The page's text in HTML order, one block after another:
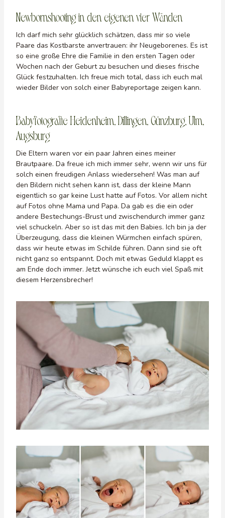
Newbornshooting in den eigenen vier Wänden
Ich darf mich sehr glücklich schätzen, dass mir so viele
Paare das Kostbarste anvertrauen: ihr Neugeborenes. Es ist
so eine große Ehre die Familie in den ersten Tagen oder
Wochen nach der Geburt zu besuchen und dieses frische
Glück festzuhalten. Ich freue mich total, dass ich euch mal
wieder Bilder von solch einer Babyreportage zeigen kann.
Babyfotografie Heidenheim, Dillingen, Günzburg, Ulm,
Augsburg
Die Eltern waren vor ein paar Jahren eines meiner
Brautpaare. Da freue ich mich immer sehr, wenn wir uns für
solch einen freudigen Anlass wiedersehen! Was man auf
den Bildern nicht sehen kann ist, dass der kleine Mann
eigentlich so gar keine Lust hatte auf Fotos. Vor allem nicht
auf Fotos ohne Mama und Papa. Da gab es die ein oder
andere Bestechungs-Brust und zwischendurch immer ganz
viel schuckeln. Aber so ist das mit den Babies. Ich bin ja der
Überzeugung, dass die kleinen Würmchen einfach spüren,
dass wir heute etwas im Schilde führen. Dann sind sie oft
nicht ganz so entspannt. Doch mit etwas Geduld klappt es
am Ende doch immer. Jetzt wünsche ich euch viel Spaß mit
diesem Herzensbrecher!